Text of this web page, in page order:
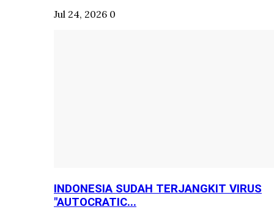
Jul 24, 2026 0
INDONESIA SUDAH TERJANGKIT VIRUS
"AUTOCRATIC...